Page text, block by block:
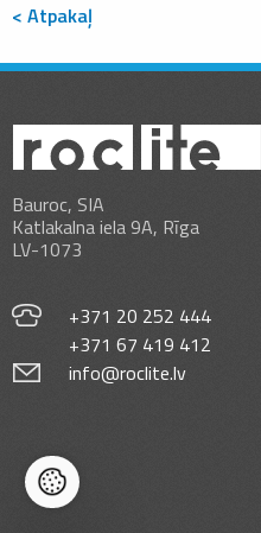
< Atpakaļ
Bauroc, SIA
Katlakalna iela 9A, Rīga
LV-1073
+371 20 252 444
+371 67 419 412
info@roclite.lv